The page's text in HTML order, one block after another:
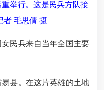
举行。这是民兵方队接
者 毛思倩 摄
民兵来自当年全国主要
县。在这片英雄的土地